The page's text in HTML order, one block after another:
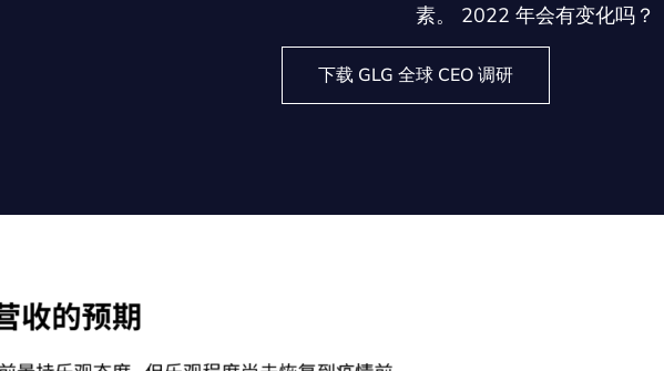
素。 2022 年会有变化吗？
下载 GLG 全球 CEO 调研